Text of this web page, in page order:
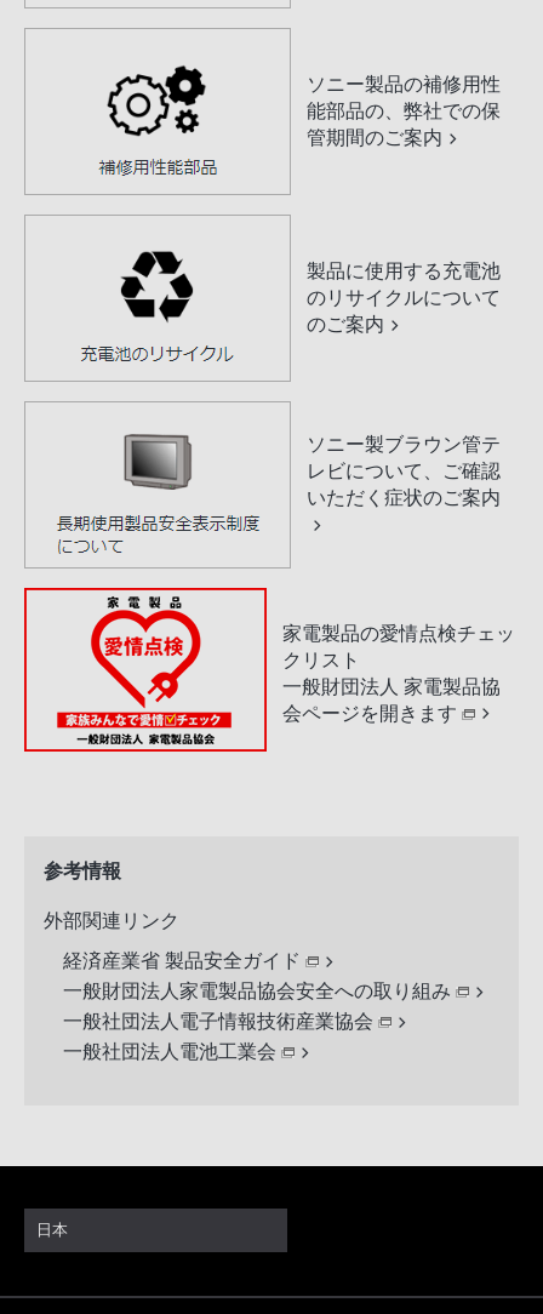
ソニー製品の補修用性
能部品の、弊社での保
管期間のご案内
製品に使用する充電池
のリサイクルについて
のご案内
ソニー製ブラウン管テ
レビについて、ご確認
いただく症状のご案内
家電製品の愛情点検チェッ
クリスト
一般財団法人 家電製品協
会ページを開きます
参考情報
外部関連リンク
経済産業省 製品安全ガイド
一般財団法人家電製品協会安全への取り組み
一般社団法人電子情報技術産業協会
一般社団法人電池工業会
日本